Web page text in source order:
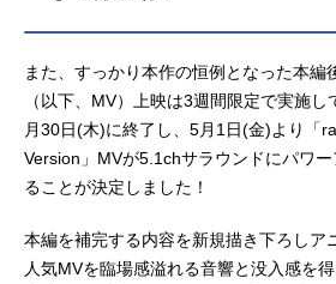
また、すっかり本作の恒例となった本編
（以下、MV）上映は3週間限定で実施
月30日(木)に終了し、5月1日(金)より「
Version」MVが5.1chサラウンドにパワ
ることが決定しました！
本編を補完する内容を新規描き下ろしア
人気MVを臨場感溢れる音響と没入感を